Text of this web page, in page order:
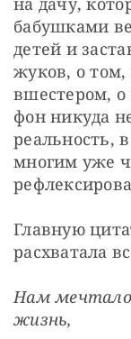
бабушками
детей и
жуков, о том,
вшестером,
фон никуда
реальность,
многим уже
Главную
расхватала
Нам
жизнь,